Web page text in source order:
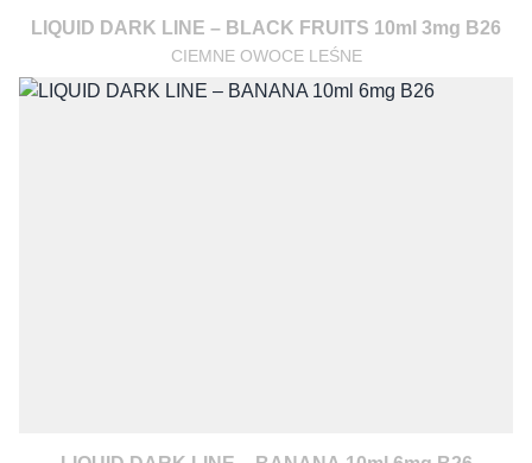
LIQUID DARK LINE – BLACK FRUITS 10ml 3mg B26
CIEMNE OWOCE LEŚNE